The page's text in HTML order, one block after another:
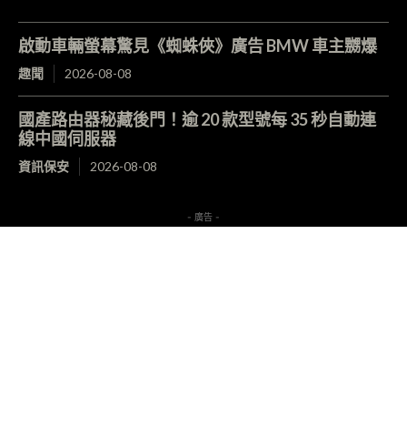
啟動車輛螢幕驚見《蜘蛛俠》廣告 BMW 車主嬲爆
趣聞 2026-08-08
國產路由器秘藏後門！逾 20 款型號每 35 秒自動連
線中國伺服器
資訊保安 2026-08-08
- 廣告 -